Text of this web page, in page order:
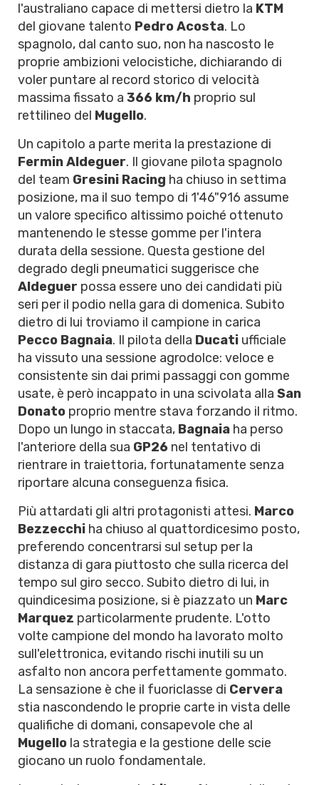
l'australiano capace di mettersi dietro la KTM
del giovane talento Pedro Acosta. Lo
spagnolo, dal canto suo, non ha nascosto le
proprie ambizioni velocistiche, dichiarando di
voler puntare al record storico di velocità
massima fissato a 366 km/h proprio sul
rettilineo del Mugello.
Un capitolo a parte merita la prestazione di
Fermin Aldeguer. Il giovane pilota spagnolo
del team Gresini Racing ha chiuso in settima
posizione, ma il suo tempo di 1'46"916 assume
un valore specifico altissimo poiché ottenuto
mantenendo le stesse gomme per l'intera
durata della sessione. Questa gestione del
degrado degli pneumatici suggerisce che
Aldeguer possa essere uno dei candidati più
seri per il podio nella gara di domenica. Subito
dietro di lui troviamo il campione in carica
Pecco Bagnaia. Il pilota della Ducati ufficiale
ha vissuto una sessione agrodolce: veloce e
consistente sin dai primi passaggi con gomme
usate, è però incappato in una scivolata alla San
Donato proprio mentre stava forzando il ritmo.
Dopo un lungo in staccata, Bagnaia ha perso
l'anteriore della sua GP26 nel tentativo di
rientrare in traiettoria, fortunatamente senza
riportare alcuna conseguenza fisica.
Più attardati gli altri protagonisti attesi. Marco
Bezzecchi ha chiuso al quattordicesimo posto,
preferendo concentrarsi sul setup per la
distanza di gara piuttosto che sulla ricerca del
tempo sul giro secco. Subito dietro di lui, in
quindicesima posizione, si è piazzato un Marc
Marquez particolarmente prudente. L'otto
volte campione del mondo ha lavorato molto
sull'elettronica, evitando rischi inutili su un
asfalto non ancora perfettamente gommato.
La sensazione è che il fuoriclasse di Cervera
stia nascondendo le proprie carte in vista delle
qualifiche di domani, consapevole che al
Mugello la strategia e la gestione delle scie
giocano un ruolo fondamentale.